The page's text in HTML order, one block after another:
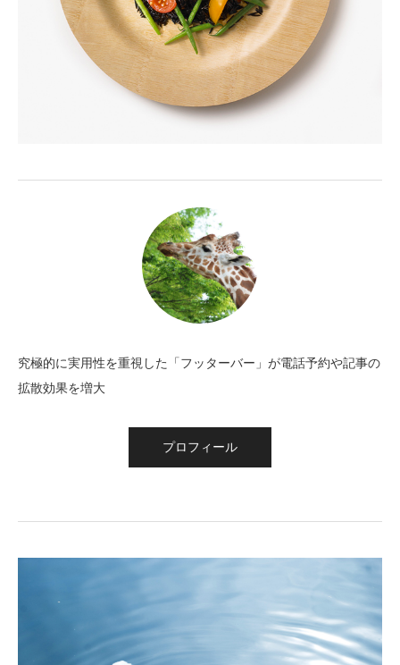
究極的に実用性を重視した「フッターバー」が電話予約や記事の
拡散効果を増大
プロフィール